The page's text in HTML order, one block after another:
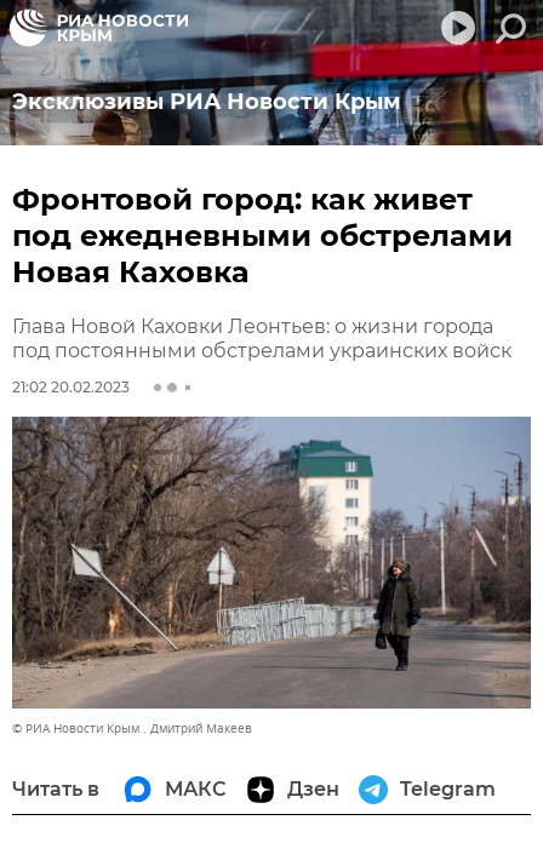
Эксклюзивы РИА Новости Крым
Фронтовой город: как живет
под ежедневными обстрелами
Новая Каховка
Глава Новой Каховки Леонтьев: о жизни города
под постоянными обстрелами украинских войск
21:02 20.02.2023
© РИА Новости Крым . Дмитрий Макеев
Читать в МАКС Дзен Telegram